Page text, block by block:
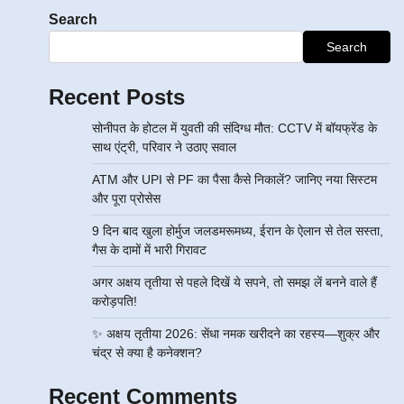
Search
Search
Recent Posts
सोनीपत के होटल में युवती की संदिग्ध मौत: CCTV में बॉयफ्रेंड के
साथ एंट्री, परिवार ने उठाए सवाल
ATM और UPI से PF का पैसा कैसे निकालें? जानिए नया सिस्टम
और पूरा प्रोसेस
9 दिन बाद खुला होर्मुज जलडमरूमध्य, ईरान के ऐलान से तेल सस्ता,
गैस के दामों में भारी गिरावट
अगर अक्षय तृतीया से पहले दिखें ये सपने, तो समझ लें बनने वाले हैं
करोड़पति!
✨ अक्षय तृतीया 2026: सेंधा नमक खरीदने का रहस्य—शुक्र और
चंद्र से क्या है कनेक्शन?
Recent Comments